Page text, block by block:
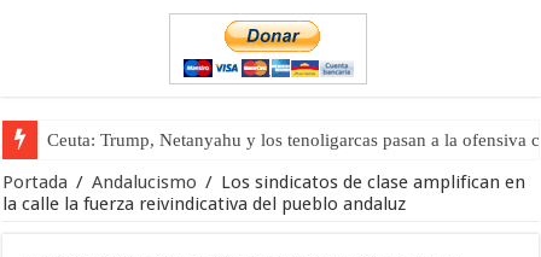
Ceuta: Trump, Netanyahu y los tenoligarcas pasan a la ofensiva
La masificación turística (tercera parte)
Portada / Andalucismo / Los sindicatos de clase amplifican en
la calle la fuerza reivindicativa del pueblo andaluz